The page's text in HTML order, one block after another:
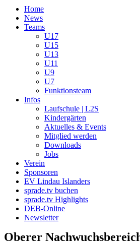
Home
News
Teams
U17
U15
U13
U11
U9
U7
Funktionsteam
Infos
Laufschule | L2S
Kindergärten
Aktuelles & Events
Mitglied werden
Downloads
Jobs
Verein
Sponsoren
EV Lindau Islanders
sprade.tv buchen
sprade.tv Highlights
DEB-Online
Newsletter
Oberer